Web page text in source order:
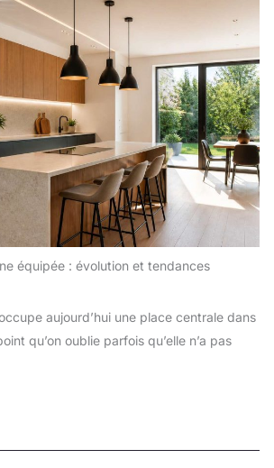
équipée : évolution et tendances
aujourd’hui une place centrale dans
qu’on oublie parfois qu’elle n’a pas